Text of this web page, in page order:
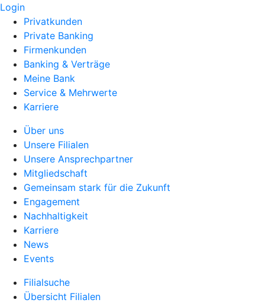
Login
Privatkunden
Private Banking
Firmenkunden
Banking & Verträge
Meine Bank
Service & Mehrwerte
Karriere
Über uns
Unsere Filialen
Unsere Ansprechpartner
Mitgliedschaft
Gemeinsam stark für die Zukunft
Engagement
Nachhaltigkeit
Karriere
News
Events
Filialsuche
Übersicht Filialen